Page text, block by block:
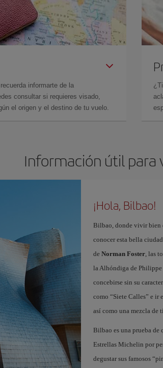
informarte de la
consultar si requieres visado,
el origen y el destino de tu vuelo.
Información útil para
¡Hola, Bilbao!
Bilbao, donde vivir bien
conocer esta bella
de Norman Foster, las
la Alhóndiga de Philippe
concebirse sin su
como “Siete Calles” e ir
así como una mezcla de
Bilbao es una prueba de
Estrellas Michelin por
degustar sus famosos